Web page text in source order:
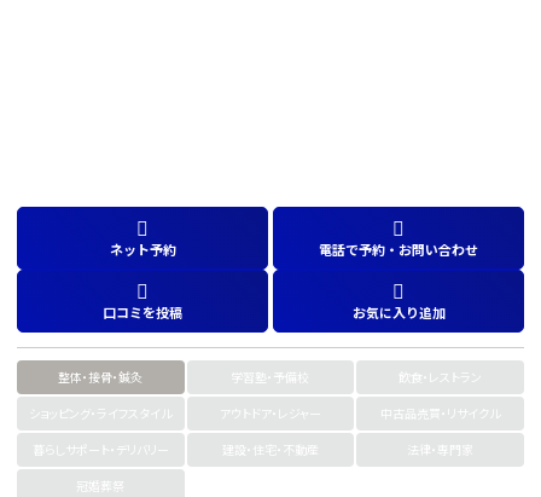
ネット予約 電話で予約・お問い合わせ
口コミを投稿 お気に入り追加
整体・接骨・鍼灸 学習塾・予備校
飲食・レストラン
ショッピング・ライフスタイル
アウトドア・レジャー
中古品売買・リサイクル
暮らしサポート・デリバリー
建設・住宅・不動産
法律・専門家
冠婚葬祭